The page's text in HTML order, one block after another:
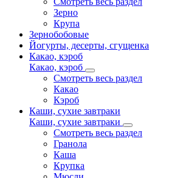
Зерно
Крупа
Зернобобовые
Йогурты, десерты, сгущенка
Какао, кэроб
Какао, кэроб
Смотреть весь раздел
Какао
Кэроб
Каши, сухие завтраки
Каши, сухие завтраки
Смотреть весь раздел
Гранола
Каша
Крупка